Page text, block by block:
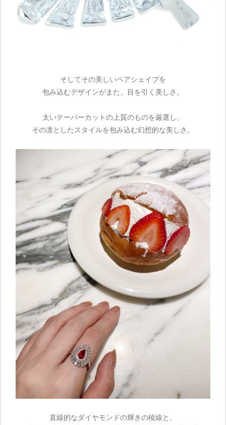
そしてその美しいペアシェイプを
包み込むデザインがまた、目を引く美しさ。
太いテーパーカットの上質のものを厳選し、
その凛としたスタイルを包み込む幻想的な美しさ。
直線的なダイヤモンドの輝きの稜線と、